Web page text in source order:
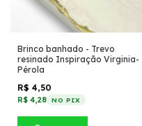
Brinco banhado - Trevo
resinado Inspiração Virginia-
Pérola
R$ 4,50
R$ 4,28 NO PIX